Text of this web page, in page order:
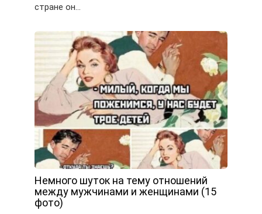
стране он…
Немного шуток на тему отношений
между мужчинами и женщинами (15
фото)